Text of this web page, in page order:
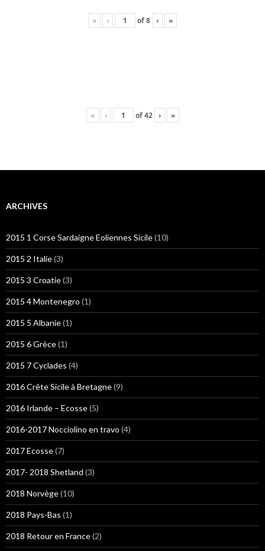
« ‹ of8 › »
« ‹ of42 › »
ARCHIVES
2015 1 Corse Sardaigne Eoliennes Sicile(10)
2015 2 Italie(3)
2015 3 Croatie(3)
2015 4 Montenegro (1)
2015 5 Albanie(1)
2015 6 Grèce(1)
2015 7 Cyclades (4)
2016 Crête Sicile à Bretagne(9)
2016 Irlande – Ecosse(5)
2016-2017 Nocciolino en travo (4)
2017 Ecosse(7)
2017- 2018 Shetland (3)
2018 Norvège(10)
2018 Pays-Bas (1)
2018 Retour en France(2)